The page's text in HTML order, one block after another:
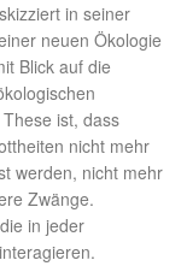
skizziert in seiner
neuen Ökologie
Blick auf die
ist, dass
nicht mehr
werden, nicht mehr
Zwänge.
in jeder